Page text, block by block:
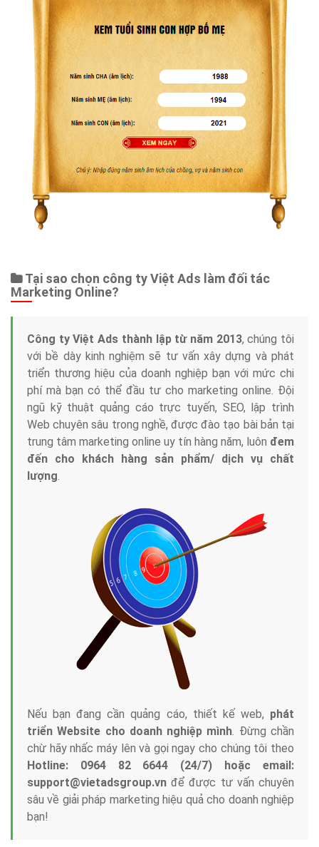
Tại sao chọn công ty Việt Ads làm đối tác
Marketing Online?
Công ty Việt Ads thành lập từ năm 2013, chúng tôi
với bề dày kinh nghiệm sẽ tư vấn xây dựng và phát
triển thương hiệu của doanh nghiệp bạn với mức chi
phí mà bạn có thể đầu tư cho marketing online. Đội
ngũ kỹ thuật quảng cáo trực tuyến, SEO, lập trình
Web chuyên sâu trong nghề, được đào tạo bài bản tại
trung tâm marketing online uy tín hàng năm, luôn đem
đến cho khách hàng sản phẩm/ dịch vụ chất
lượng.
Nếu bạn đang cần quảng cáo, thiết kế web, phát
triển Website cho doanh nghiệp mình. Đừng chần
chừ hãy nhấc máy lên và gọi ngay cho chúng tôi theo
Hotline: 0964 82 6644 (24/7) hoặc email:
support@vietadsgroup.vn để được tư vấn chuyên
sâu về giải pháp marketing hiệu quả cho doanh nghiệp
bạn!